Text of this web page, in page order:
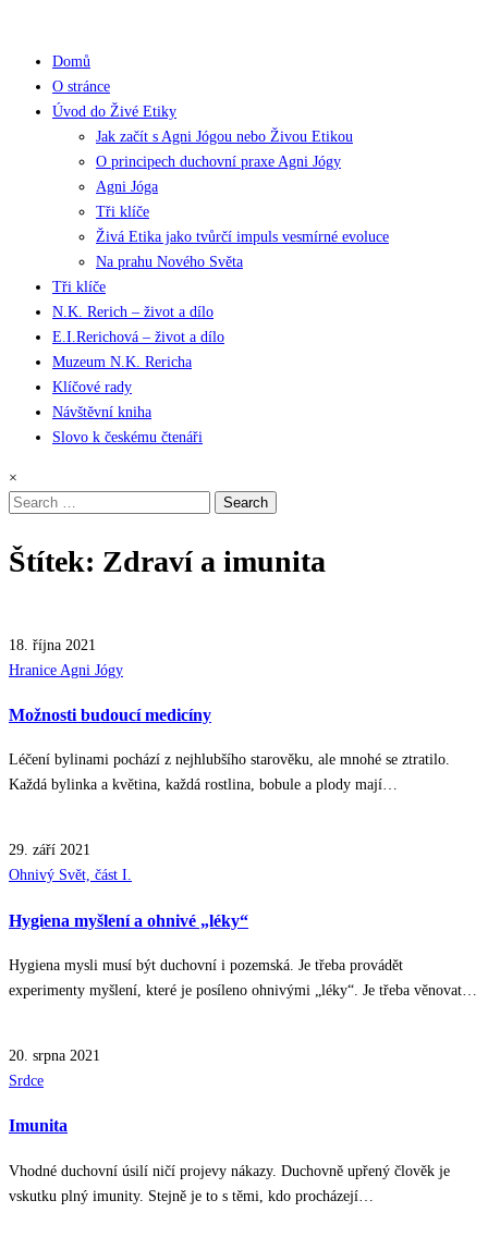
Domů
O stránce
Úvod do Živé Etiky
Jak začít s Agni Jógou nebo Živou Etikou
O principech duchovní praxe Agni Jógy
Agni Jóga
Tři klíče
Živá Etika jako tvůrčí impuls vesmírné evoluce
Na prahu Nového Světa
Tři klíče
N.K. Rerich – život a dílo
E.I.Rerichová – život a dílo
Muzeum N.K. Rericha
Klíčové rady
Návštěvní kniha
Slovo k českému čtenáři
×
Search
Štítek: Zdraví a imunita
18. října 2021
Posted
Hranice Agni Jógy
Možnosti budoucí medicíny
Léčení bylinami pochází z nejhlubšího starověku, ale mnohé se ztratilo.
Každá bylinka a květina, každá rostlina, bobule a plody mají…
29. září 2021
Posted
Ohnivý Svět, část I.
Hygiena myšlení а ohnivé „léky“
Hygiena mysli musí být duchovní i pozemská. Je třeba provádět
experimenty myšlení, které je posíleno ohnivými „léky“. Je třeba věnovat…
20. srpna 2021
Posted
Srdce
Imunita
Vhodné duchovní úsilí ničí projevy nákazy. Duchovně upřený člověk je
vskutku plný imunity. Stejně je to s těmi, kdo procházejí…